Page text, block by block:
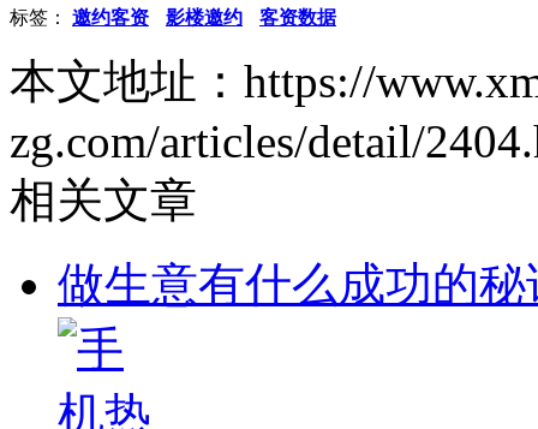
标签： 邀约客资 影楼邀约 客资数据
本文地址：https://
zg.com/articles/detail/
相关文章
做生意有什么成功的